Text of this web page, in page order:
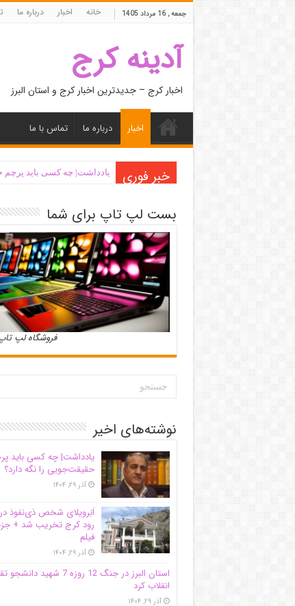
جمعه , 16 مرداد 1405 خانه اخبار درباره ما
آدینه کرج
اخبار کرج – جدیدترین اخبار کرج و استان البرز
اخبار درباره ما تماس با ما
خبر فوری یادداشت| ‌چه کسی باید پرچم
بست لپ تاپ برای شما
فروشگاه لپ
نوشته‌های اخیر
یادداشت| ‌چه کسی باید
حقیقت‌جویی را نگه دارد؟
آذر ۲۹, ۱۴۰۴
اَبَر‌ویلای شخص ذی‌نفوذ
رود کرج تخریب شد +
فیلم
آذر ۲۹, ۱۴۰۴
استان البرز در جنگ 12 روزه 7 شهید
انقلاب کرد
آذر ۲۹, ۱۴۰۴